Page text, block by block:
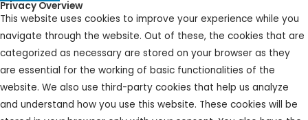
Privacy Overview
This website uses cookies to improve your experience while you
navigate through the website. Out of these, the cookies that are
categorized as necessary are stored on your browser as they
are essential for the working of basic functionalities of the
website. We also use third-party cookies that help us analyze
and understand how you use this website. These cookies will be